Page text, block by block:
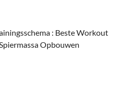
: Beste Workout
Opbouwen